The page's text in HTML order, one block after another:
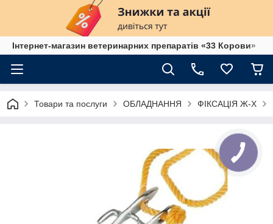
Інтернет-магазин ветеринарних препаратів «33 Корови»
Товари та послуги ОБЛАДНАННЯ ФІКСАЦІЯ Ж-Х